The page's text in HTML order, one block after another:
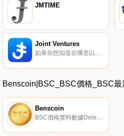
JMTIME
Joint Ventures
如果你想知道在哪里以當前價格購買Joint Ventures,目前交易{Joint Ventures]股票的頂級加密貨幣交易所是Mercatox。您可以在我們的加密貨幣交易所頁面上找到其他列表。Joint Ventures（JOINT）是一種加密貨幣,在以太坊平臺上運行.
Benscoin|BSC_BSC價格_BSC
Benscoin